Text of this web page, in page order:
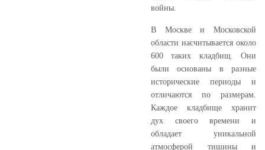
войны.
В Москве и Московской
области насчитывается около
600 таких кладбищ. Они
были основаны в разные
исторические периоды и
отличаются по размерам.
Каждое кладбище хранит
дух своего времени и
обладает уникальной
атмосферой тишины и